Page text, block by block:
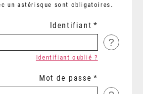
un astérisque sont obligatoires.
Identifiant
?
Identifiant oublié ?
Mot de passe